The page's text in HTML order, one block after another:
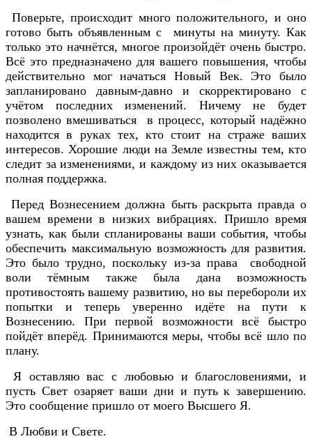
Поверьте, происходит много положительного, и оно
готово быть объявленным с минуты на минуту. Как
только это начнётся, многое произойдёт очень быстро.
Всё это предназначено для вашего повышения, чтобы
действительно мог начаться Новый Век. Это было
запланировано давным-давно и скорректировано с
учётом последних изменений. Ничему не будет
позволено вмешиваться в процесс, который надёжно
находится в руках тех, кто стоит на страже ваших
интересов. Хорошие люди на Земле известны тем, кто
следит за изменениями, и каждому из них оказывается
полная поддержка.
Перед Вознесением должна быть раскрыта правда о
вашем времени в низких вибрациях. Пришло время
узнать, как были спланированы ваши события, чтобы
обеспечить максимальную возможность для развития.
Это было трудно, поскольку из-за права свободной
воли тёмным также была дана возможность
противостоять вашему развитию, но вы перебороли их
попытки и теперь уверенно идёте на пути к
Вознесению. При первой возможности всё быстро
пойдёт вперёд. Принимаются меры, чтобы всё шло по
плану.
Я оставляю вас с любовью и благословениями, и
пусть Свет озаряет ваши дни и путь к завершению.
Это сообщение пришло от моего Высшего Я.
В Любви и Свете.